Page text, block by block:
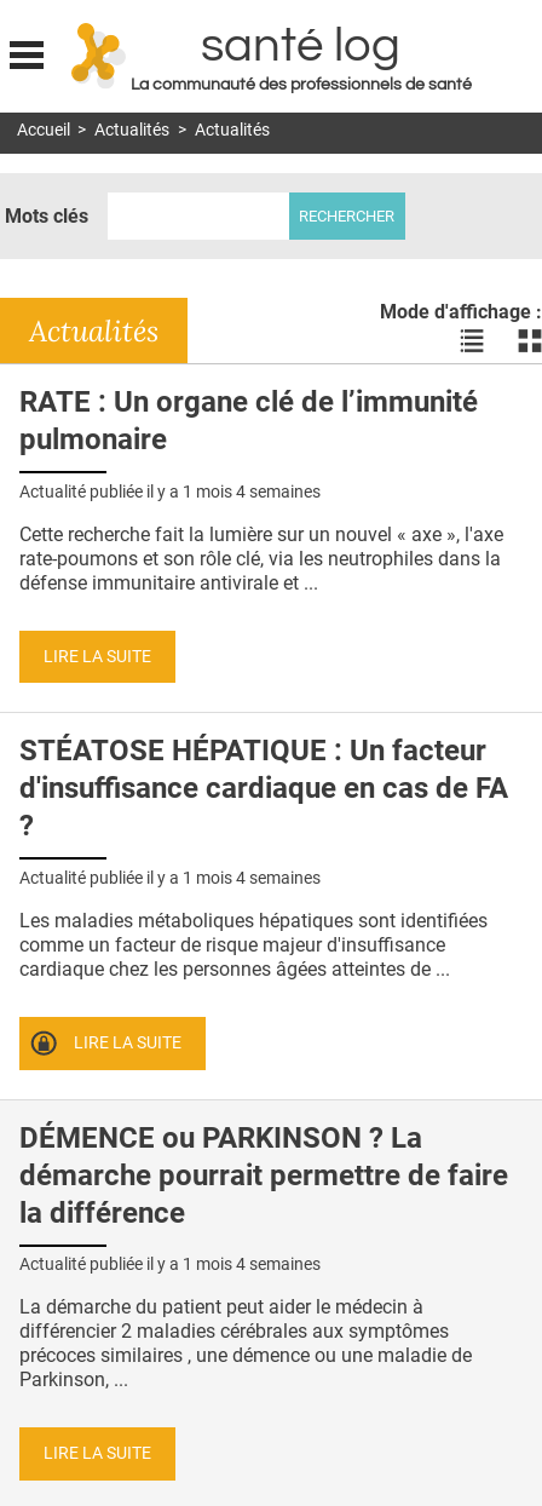
Jump to navigation
santé log
La communauté des professionnels de santé
MON COMPTE
DOSSIERS
RÉSEAUX
E-REVUE SAD
THÉMA
QUI SOMMES-NOUS ?
CONDITIONS GÉNÉRALES
CRÉDITS
Accueil > Actualités > Actualités
Mots clés
Mode d'affichage :
Voir
les
en
les
Actualités
RATE : Un organe clé de l’immunité
pulmonaire
Actualité publiée il y a 1 mois 4 semaines
Cette recherche fait la lumière sur un nouvel « axe », l'axe
rate-poumons et son rôle clé, via les neutrophiles dans la
défense immunitaire antivirale et ...
LIRE LA SUITE
STÉATOSE HÉPATIQUE : Un facteur
d'insuffisance cardiaque en cas de FA
?
Actualité publiée il y a 1 mois 4 semaines
Les maladies métaboliques hépatiques sont identifiées
comme un facteur de risque majeur d'insuffisance
cardiaque chez les personnes âgées atteintes de ...
LIRE LA SUITE
DÉMENCE ou PARKINSON ? La
démarche pourrait permettre de faire
la différence
Actualité publiée il y a 1 mois 4 semaines
La démarche du patient peut aider le médecin à
différencier 2 maladies cérébrales aux symptômes
précoces similaires , une démence ou une maladie de
Parkinson, ...
LIRE LA SUITE